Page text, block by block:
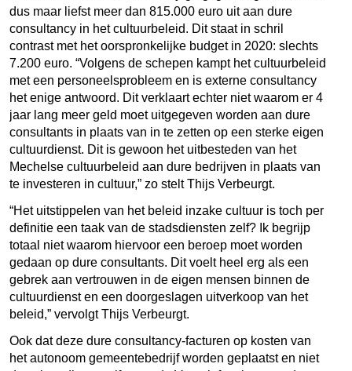
dus maar liefst meer dan 815.000 euro uit aan dure
consultancy in het cultuurbeleid. Dit staat in schril
contrast met het oorspronkelijke budget in 2020: slechts
7.200 euro. “Volgens de schepen kampt het cultuurbeleid
met een personeelsprobleem en is externe consultancy
het enige antwoord. Dit verklaart echter niet waarom er 4
jaar lang meer geld moet uitgegeven worden aan dure
consultants in plaats van in te zetten op een sterke eigen
cultuurdienst. Dit is gewoon het uitbesteden van het
Mechelse cultuurbeleid aan dure bedrijven in plaats van
te investeren in cultuur,” zo stelt Thijs Verbeurgt.
“Het uitstippelen van het beleid inzake cultuur is toch per
definitie een taak van de stadsdiensten zelf? Ik begrijp
totaal niet waarom hiervoor een beroep moet worden
gedaan op dure consultants. Dit voelt heel erg als een
gebrek aan vertrouwen in de eigen mensen binnen de
cultuurdienst en een doorgeslagen uitverkoop van het
beleid,” vervolgt Thijs Verbeurgt.
Ook dat deze dure consultancy-facturen op kosten van
het autonoom gemeentebedrijf worden geplaatst en niet